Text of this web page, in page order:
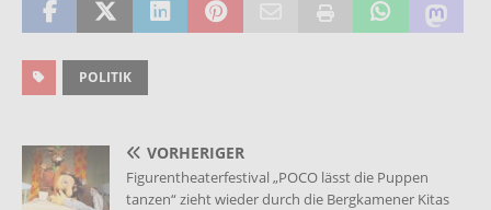
POLITIK
VORHERIGER
Figurentheaterfestival „POCO lässt die Puppen
tanzen“ zieht wieder durch die Bergkamener Kitas